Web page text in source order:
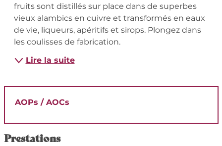
fruits sont distillés sur place dans de superbes
vieux alambics en cuivre et transformés en eaux
de vie, liqueurs, apéritifs et sirops. Plongez dans
les coulisses de fabrication.
Lire la suite
AOPs / AOCs
Prestations